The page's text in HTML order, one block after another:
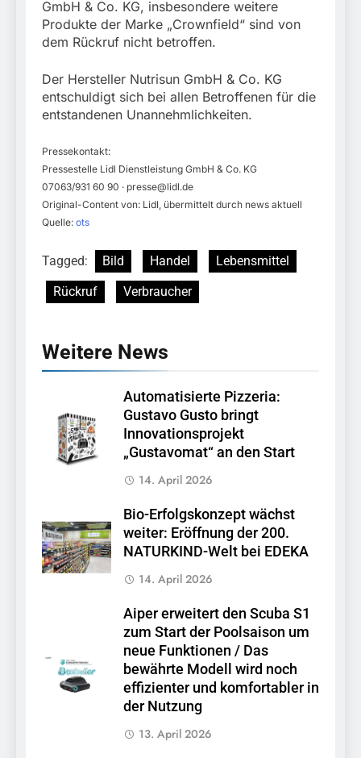
GmbH & Co. KG, insbesondere weitere
Produkte der Marke „Crownfield“ sind von
dem Rückruf nicht betroffen.
Der Hersteller Nutrisun GmbH & Co. KG
entschuldigt sich bei allen Betroffenen für die
entstandenen Unannehmlichkeiten.
Pressekontakt:
Pressestelle Lidl Dienstleistung GmbH & Co. KG
07063/931 60 90 · presse@lidl.de
Original-Content von: Lidl, übermittelt durch news aktuell
Quelle: ots
Tagged: Bild Handel
Lebensmittel
Rückruf
Verbraucher
Weitere News
Automatisierte Pizzeria:
Gustavo Gusto bringt
Innovationsprojekt
„Gustavomat“ an den Start
14. April 2026
Bio-Erfolgskonzept wächst
weiter: Eröffnung der 200.
NATURKIND-Welt bei EDEKA
14. April 2026
Aiper erweitert den Scuba S1
zum Start der Poolsaison um
neue Funktionen / Das
bewährte Modell wird noch
effizienter und komfortabler in
der Nutzung
13. April 2026